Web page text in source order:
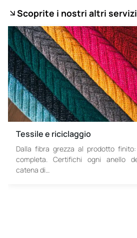
Scoprite i nostri altri servizi
Tessile e riciclaggio
Dalla fibra grezza al prodotto
completa. Certifichi ogni anello
catena di…